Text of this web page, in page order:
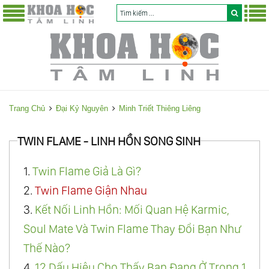
Trang Chủ Đại Kỷ Nguyên Minh Triết Thiêng Liêng
TWIN FLAME - LINH HỒN SONG SINH
1. Twin Flame Giả Là Gì?
2. Twin Flame Giận Nhau
3. Kết Nối Linh Hồn: Mối Quan Hệ Karmic,
Soul Mate Và Twin Flame Thay Đổi Bạn Như
Thế Nào?